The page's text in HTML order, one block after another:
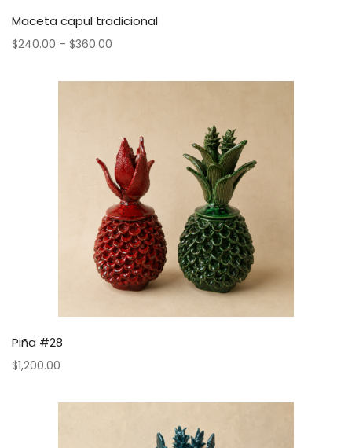
Maceta capul tradicional
$240.00 – $360.00
Piña #28
$1,200.00